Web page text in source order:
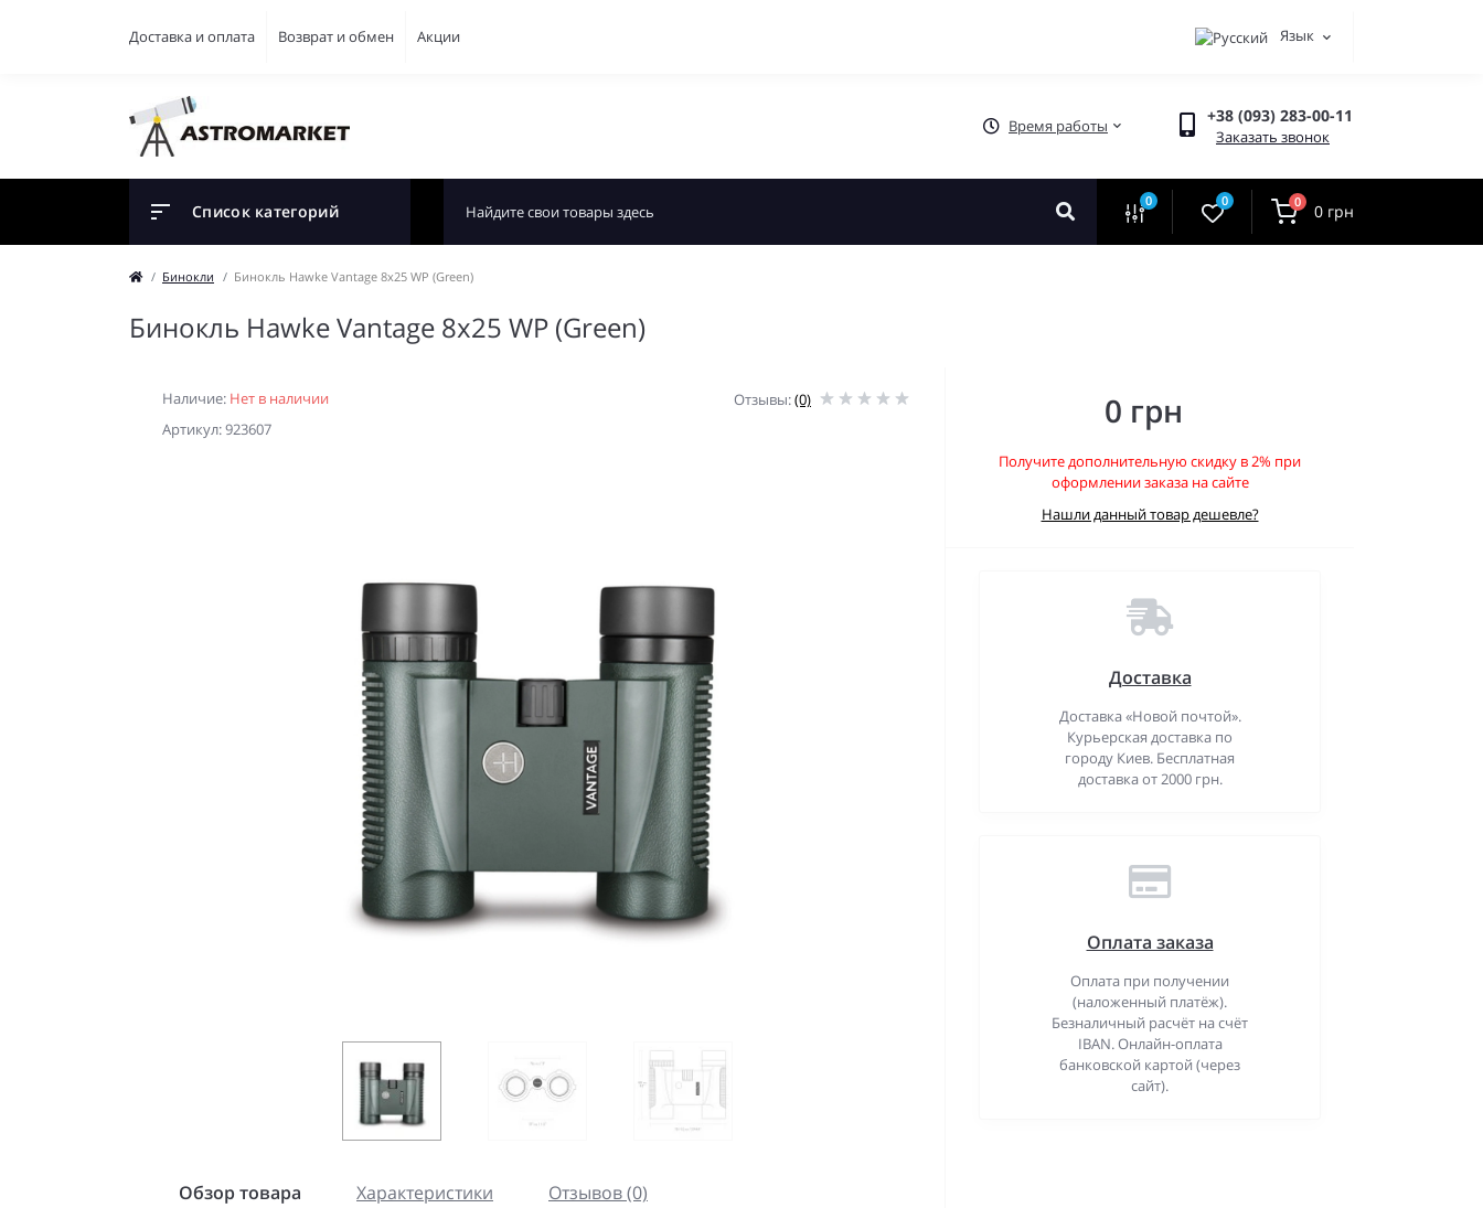
Доставка и оплата Возврат и обмен Акции Язык
Время работы +38 (093) 283-00-11
Заказать звонок
Список категорий 0 0 0 0 грн
Бинокли Бинокль Hawke Vantage 8x25 WP (Green)
Бинокль Hawke Vantage 8x25 WP (Green)
Наличие: Нет в наличии
Артикул: 923607
Отзывы:(0)
Обзор товара Характеристики Отзывов (0)
0 грн
Получите дополнительную скидку в 2% при
оформлении заказа на сайте
Нашли данный товар дешевле?
Доставка
Доставка «Новой почтой».
Курьерская доставка по
городу Киев. Бесплатная
доставка от 2000 грн.
Оплата заказа
Оплата при получении
(наложенный платёж).
Безналичный расчёт на счёт
IBAN. Онлайн-оплата
банковской картой (через
сайт).